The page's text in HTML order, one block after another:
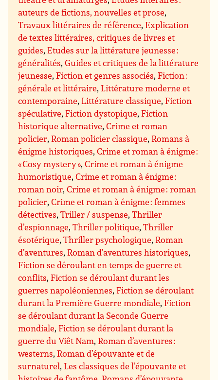
auteurs de fictions, nouvelles et prose,
Travaux littéraires de référence,Explication
de textes littéraires, critiques de livres et
guides,Etudes sur la littérature jeunesse :
généralités,Guides et critiques de la littérature
jeunesse,Fiction et genres associés,Fiction :
générale et littéraire,Littérature moderne et
contemporaine,Littérature classique,Fiction
spéculative,Fiction dystopique,Fiction
historique alternative,Crime et roman
policier,Roman policier classique,Romans à
énigme historiques,Crime et roman à énigme :
« Cosy mystery »,Crime et roman à énigme
humoristique,Crime et roman à énigme :
roman noir,Crime et roman à énigme : roman
policier,Crime et roman à énigme : femmes
détectives,Triller / suspense,Thriller
d’espionnage,Thriller politique,Thriller
ésotérique,Thriller psychologique,Roman
d’aventures,Roman d’aventures historiques,
Fiction se déroulant en temps de guerre et
conflits,Fiction se déroulant durant les
guerres napoléoniennes,Fiction se déroulant
durant la Première Guerre mondiale,Fiction
se déroulant durant la Seconde Guerre
mondiale,Fiction se déroulant durant la
guerre du Viêt Nam,Roman d’aventures :
westerns,Roman d’épouvante et de
surnaturel,Les classiques de l’épouvante et